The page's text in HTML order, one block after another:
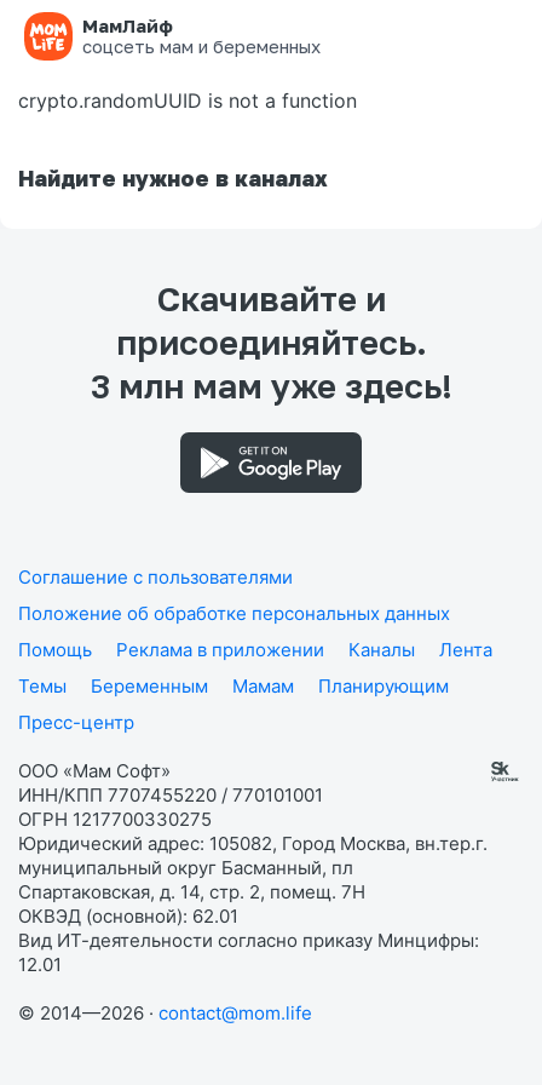
МамЛайф
соцсеть мам и беременных
Ошибка на странице
crypto.randomUUID is not a function
Найдите нужное в каналах
Скачивайте и
присоединяйтесь.
3 млн мам уже здесь!
Соглашение с пользователями
Положение об обработке персональных данных
Помощь
Реклама в приложении Каналы
Лента
Темы
Беременным Мамам
Планирующим
Пресс-центр
ООО «Мам Софт»
ИНН/КПП 7707455220 / 770101001
ОГРН 1217700330275
Юридический адрес: 105082, Город Москва, вн.тер.г.
муниципальный округ Басманный, пл
Спартаковская, д. 14, стр. 2, помещ. 7Н
ОКВЭД (основной): 62.01
Вид ИТ-деятельности согласно приказу Минцифры:
12.01
© 2014—2026 · contact@mom.life